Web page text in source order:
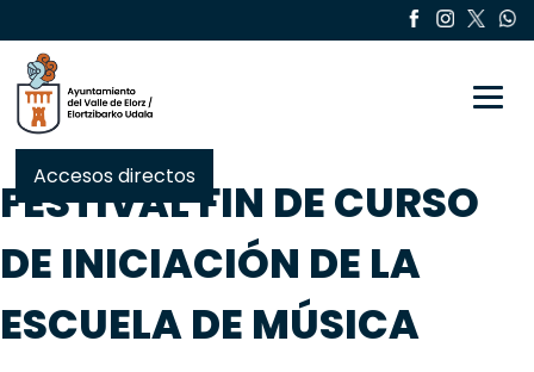
Accesos directos
FESTIVAL FIN DE CURSO
DE INICIACIÓN DE LA
ESCUELA DE MÚSICA